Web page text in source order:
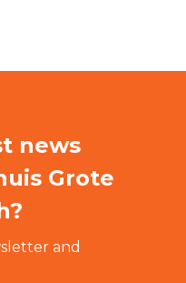
news
Grote
and